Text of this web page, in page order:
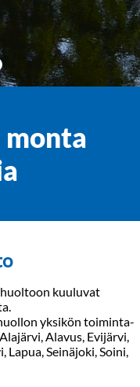
monta
kuuluvat
yksikön toiminta-
Alavus, Evijärvi,
Seinäjoki, Soini,